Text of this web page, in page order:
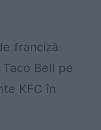
franciză
Bell pe
KFC în